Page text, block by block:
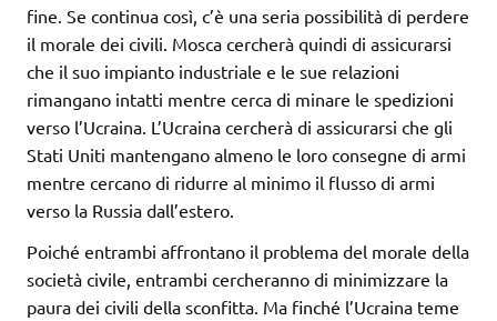
fine. Se continua così, c’è una seria possibilità di perdere
il morale dei civili. Mosca cercherà quindi di assicurarsi
che il suo impianto industriale e le sue relazioni
rimangano intatti mentre cerca di minare le spedizioni
verso l’Ucraina. L’Ucraina cercherà di assicurarsi che gli
Stati Uniti mantengano almeno le loro consegne di armi
mentre cercano di ridurre al minimo il flusso di armi
verso la Russia dall’estero.
Poiché entrambi affrontano il problema del morale della
società civile, entrambi cercheranno di minimizzare la
paura dei civili della sconfitta. Ma finché l’Ucraina teme